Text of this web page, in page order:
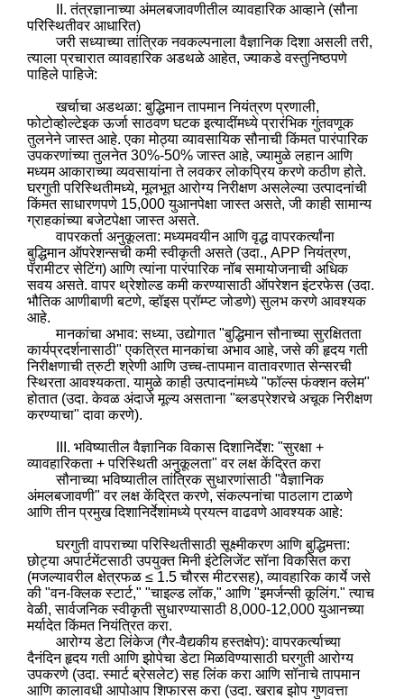
II. तंत्रज्ञानाच्या अंमलबजावणीतील व्यावहारिक आव्हाने (सौना
परिस्थितीवर आधारित)
जरी सध्याच्या तांत्रिक नवकल्पनाला वैज्ञानिक दिशा असली तरी,
त्याला प्रचारात व्यावहारिक अडथळे आहेत, ज्याकडे वस्तुनिष्ठपणे
पाहिले पाहिजे:
खर्चाचा अडथळा: बुद्धिमान तापमान नियंत्रण प्रणाली,
फोटोव्होल्टेइक ऊर्जा साठवण घटक इत्यादींमध्ये प्रारंभिक गुंतवणूक
तुलनेने जास्त आहे. एका मोठ्या व्यावसायिक सौनाची किंमत पारंपारिक
उपकरणांच्या तुलनेत 30%-50% जास्त आहे, ज्यामुळे लहान आणि
मध्यम आकाराच्या व्यवसायांना ते लवकर लोकप्रिय करणे कठीण होते.
घरगुती परिस्थितीमध्ये, मूलभूत आरोग्य निरीक्षण असलेल्या उत्पादनांची
किंमत साधारणपणे 15,000 युआनपेक्षा जास्त असते, जी काही सामान्य
ग्राहकांच्या बजेटपेक्षा जास्त असते.
वापरकर्ता अनुकूलता: मध्यमवयीन आणि वृद्ध वापरकर्त्यांना
बुद्धिमान ऑपरेशन्सची कमी स्वीकृती असते (उदा., APP नियंत्रण,
पॅरामीटर सेटिंग) आणि त्यांना पारंपारिक नॉब समायोजनाची अधिक
सवय असते. वापर थ्रेशोल्ड कमी करण्यासाठी ऑपरेशन इंटरफेस (उदा.
भौतिक आणीबाणी बटणे, व्हॉइस प्रॉम्प्ट जोडणे) सुलभ करणे आवश्यक
आहे.
मानकांचा अभाव: सध्या, उद्योगात "बुद्धिमान सौनाच्या सुरक्षितता
कार्यप्रदर्शनासाठी" एकत्रित मानकांचा अभाव आहे, जसे की हृदय गती
निरीक्षणाची त्रुटी श्रेणी आणि उच्च-तापमान वातावरणात सेन्सरची
स्थिरता आवश्यकता. यामुळे काही उत्पादनांमध्ये "फॉल्स फंक्शन क्लेम"
होतात (उदा. केवळ अंदाजे मूल्य असताना "ब्लडप्रेशरचे अचूक निरीक्षण
करण्याचा" दावा करणे).
III. भविष्यातील वैज्ञानिक विकास दिशानिर्देश: "सुरक्षा +
व्यावहारिकता + परिस्थिती अनुकूलता" वर लक्ष केंद्रित करा
सौनाच्या भविष्यातील तांत्रिक सुधारणांसाठी "वैज्ञानिक
अंमलबजावणी" वर लक्ष केंद्रित करणे, संकल्पनांचा पाठलाग टाळणे
आणि तीन प्रमुख दिशानिर्देशांमध्ये प्रयत्न वाढवणे आवश्यक आहे:
घरगुती वापराच्या परिस्थितीसाठी सूक्ष्मीकरण आणि बुद्धिमत्ता:
छोट्या अपार्टमेंटसाठी उपयुक्त मिनी इंटेलिजेंट सॉना विकसित करा
(मजल्यावरील क्षेत्रफळ ≤ 1.5 चौरस मीटरसह), व्यावहारिक कार्ये जसे
की "वन-क्लिक स्टार्ट," "चाइल्ड लॉक," आणि "इमर्जन्सी कूलिंग." त्याच
वेळी, सार्वजनिक स्वीकृती सुधारण्यासाठी 8,000-12,000 युआनच्या
मर्यादेत किंमत नियंत्रित करा.
आरोग्य डेटा लिंकेज (गैर-वैद्यकीय हस्तक्षेप): वापरकर्त्याच्या
दैनंदिन हृदय गती आणि झोपेचा डेटा मिळविण्यासाठी घरगुती आरोग्य
उपकरणे (उदा. स्मार्ट ब्रेसलेट) सह लिंक करा आणि सॉनाचे तापमान
आणि कालावधी आपोआप शिफारस करा (उदा. खराब झोप गुणवत्ता